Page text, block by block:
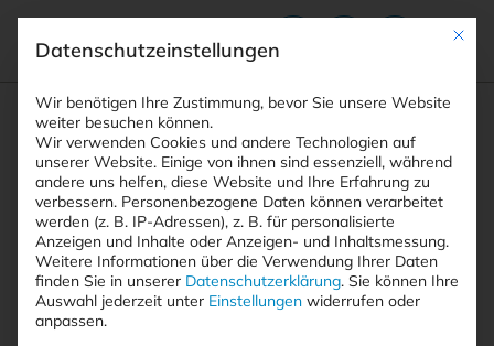
Suchfeld
Suchen
Breadcrumb-Navigation
STARTSEITE NEWS UND PRODUKTE
Mit
Datenschutzeinstellungen
Wir benötigen Ihre Zustimmung, bevor Sie unsere Website
weiter besuchen können.
Wir verwenden Cookies und andere Technologien auf
unserer Website. Einige von ihnen sind essenziell, während
andere uns helfen, diese Website und Ihre Erfahrung zu
verbessern. Personenbezogene Daten können verarbeitet
werden (z. B. IP-Adressen), z. B. für personalisierte
Anzeigen und Inhalte oder Anzeigen- und Inhaltsmessung.
Weitere Informationen über die Verwendung Ihrer Daten
finden Sie in unserer Datenschutzerklärung. Sie können Ihre
Auswahl jederzeit unter Einstellungen widerrufen oder
anpassen.